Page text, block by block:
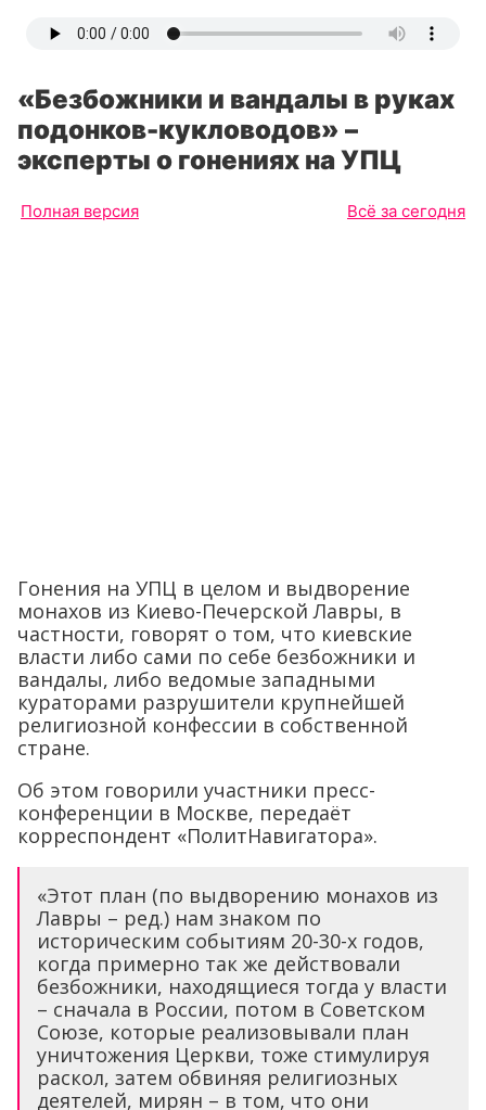
«Безбожники и вандалы в руках
подонков-кукловодов» –
эксперты о гонениях на УПЦ
Полная версия Всё за сегодня
Гонения на УПЦ в целом и выдворение
монахов из Киево-Печерской Лавры, в
частности, говорят о том, что киевские
власти либо сами по себе безбожники и
вандалы, либо ведомые западными
кураторами разрушители крупнейшей
религиозной конфессии в собственной
стране.
Об этом говорили участники пресс-
конференции в Москве, передаёт
корреспондент «ПолитНавигатора».
«Этот план (по выдворению монахов из
Лавры – ред.) нам знаком по
историческим событиям 20-30-х годов,
когда примерно так же действовали
безбожники, находящиеся тогда у власти
– сначала в России, потом в Советском
Союзе, которые реализовывали план
уничтожения Церкви, тоже стимулируя
раскол, затем обвиняя религиозных
деятелей, мирян – в том, что они